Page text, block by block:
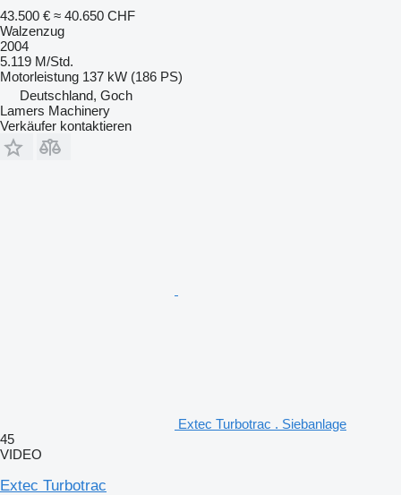
43.500 € ≈ 40.650 CHF
Walzenzug
2004
5.119 M/Std.
Motorleistung 137 kW (186 PS)
Deutschland, Goch
Lamers Machinery
Verkäufer kontaktieren
Extec Turbotrac . Siebanlage
45
VIDEO
Extec Turbotrac